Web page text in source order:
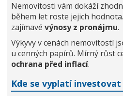
Nemovitosti vám dokáží
během let roste jejich
zajímavé výnosy z pronájmu.
Výkyvy v cenách nemovitostí
u cenných papírů. Mírný růst
ochrana před inflací.
Kde se vyplatí